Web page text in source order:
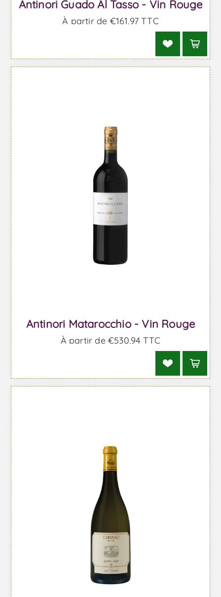
Antinori Guado Al Tasso - Vin Rouge
À partir de €161,97 TTC
Antinori Matarocchio - Vin Rouge
À partir de €530,94 TTC